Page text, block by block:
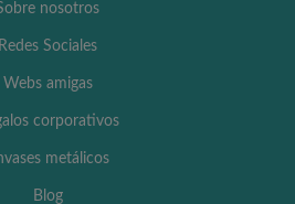
nosotros
Redes Sociales
Webs amigas
corporativos
metálicos
Blog